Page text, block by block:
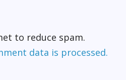
to reduce spam.
data is processed.